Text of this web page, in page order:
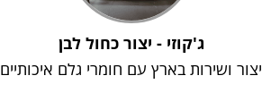
ג'קוזי - יצור כחול לבן
יצור ושירות בארץ עם חומרי גלם איכותיים